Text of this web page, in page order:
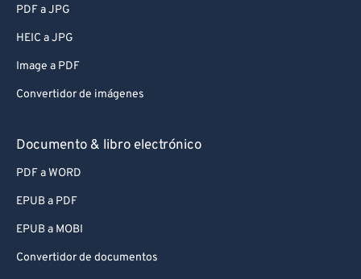
PDF a JPG
HEIC a JPG
Image a PDF
Convertidor de imágenes
Documento & libro electrónico
PDF a WORD
EPUB a PDF
EPUB a MOBI
Convertidor de documentos